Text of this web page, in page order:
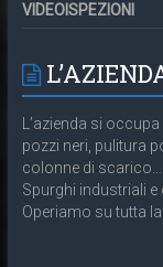
VIDEOISPEZIONI
L’azienda si
pozzi neri, pulitura
colonne di scarico…
Spurghi industriali
Operiamo su tutta